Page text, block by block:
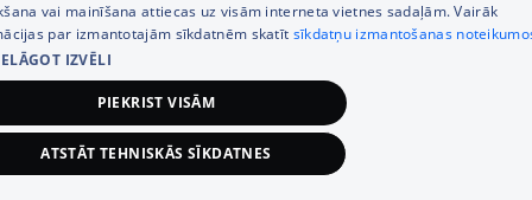
149,00€
Darba dienās 8:00 – 21:00,
S., Sv. 9:00 – 18:00
Kategorijas
Informācija
vai mainīšana attiecas uz visām interneta vietnes sadaļām. Vairāk
par izmantotajām sīkdatnēm skatīt sīkdatņu izmantošanas
IZVĒLI
PIEKRIST VISĀM
ATSTĀT TEHNISKĀS SĪKDATNES